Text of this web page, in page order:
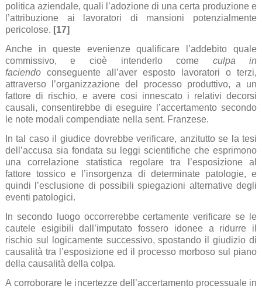
politica aziendale, quali l’adozione di una certa produzione e
l’attribuzione ai lavoratori di mansioni potenzialmente
pericolose. [17]
Anche in queste evenienze qualificare l’addebito quale
commissivo, e cioè intenderlo come culpa in
faciendo conseguente all’aver esposto lavoratori o terzi,
attraverso l’organizzazione del processo produttivo, a un
fattore di rischio, e avere cosi innescato i relativi decorsi
causali, consentirebbe di eseguire l’accertamento secondo
le note modali compendiate nella sent. Franzese.
In tal caso il giudice dovrebbe verificare, anzitutto se la tesi
dell’accusa sia fondata su leggi scientifiche che esprimono
una correlazione statistica regolare tra l’esposizione al
fattore tossico e l’insorgenza di determinate patologie, e
quindi l’esclusione di possibili spiegazioni alternative degli
eventi patologici.
In secondo luogo occorrerebbe certamente verificare se le
cautele esigibili dall’imputato fossero idonee a ridurre il
rischio sul logicamente successivo, spostando il giudizio di
causalità tra l’esposizione ed il processo morboso sul piano
della causalità della colpa.
A corroborare le incertezze dell’accertamento processuale in